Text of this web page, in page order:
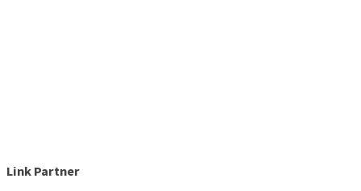
Link Partner